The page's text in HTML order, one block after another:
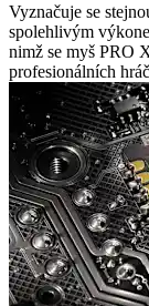
Vyznačuje se
spolehlivým
nimž se myš PRO
profesionálních